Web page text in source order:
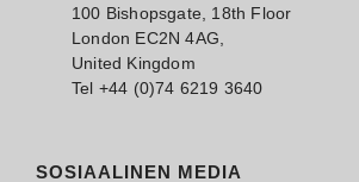
100 Bishopsgate, 18th Floor
London EC2N 4AG,
United Kingdom
Tel +44 (0)74 6219 3640
SOSIAALINEN MEDIA